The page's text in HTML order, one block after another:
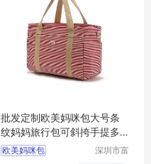
批发定制欧美妈咪包大号条
纹妈妈旅行包可斜挎手提多
功能母婴用品收纳包
欧美妈咪包
深圳市富